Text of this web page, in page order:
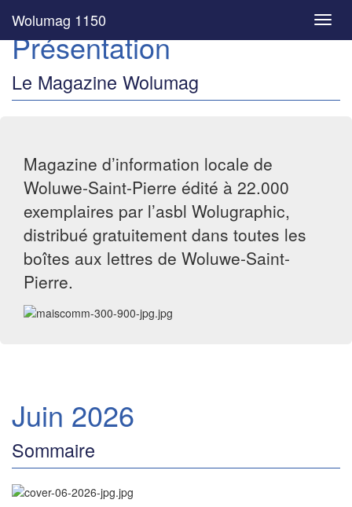
Wolumag 1150
Présentation
Le Magazine Wolumag
Magazine d’information locale de
Woluwe-Saint-Pierre édité à 22.000
exemplaires par l’asbl Wolugraphic,
distribué gratuitement dans toutes les
boîtes aux lettres de Woluwe-Saint-
Pierre.
Juin 2026
Sommaire